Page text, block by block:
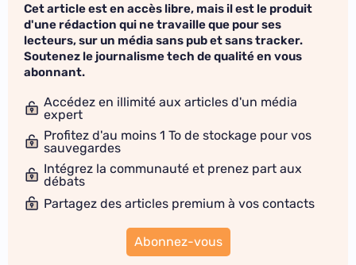
Cet article est en accès libre, mais il est le produit
d'une rédaction qui ne travaille que pour ses
lecteurs, sur un média sans pub et sans tracker.
Soutenez le journalisme tech de qualité en vous
abonnant.
Accédez en illimité aux articles d'un média
expert
Profitez d'au moins 1 To de stockage pour vos
sauvegardes
Intégrez la communauté et prenez part aux
débats
Partagez des articles premium à vos contacts
Abonnez-vous